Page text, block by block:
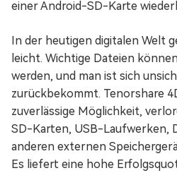
einer Android-SD-Karte
In der heutigen digitalen Welt
leicht. Wichtige Dateien
werden, und man ist sich
zurückbekommt. Tenorshare
zuverlässige Möglichkeit,
SD-Karten, USB-Laufwerken,
anderen externen
Es liefert eine hohe